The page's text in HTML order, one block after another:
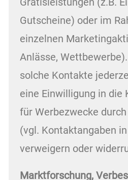
Gutscheine) oder im
einzelnen
Anlässe,
solche Kontakte
eine Einwilligung in die
für Werbezwecke
(vgl. Kontaktangaben
verweigern oder
Marktforschung,